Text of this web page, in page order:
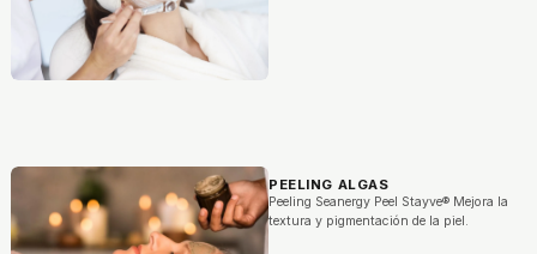
PEELING ALGAS
Peeling Seanergy Peel Stayve® Mejora la
textura y pigmentación de la piel.